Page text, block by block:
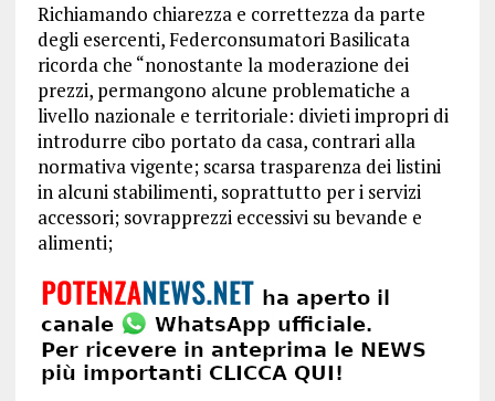
Richiamando chiarezza e correttezza da parte
degli esercenti, Federconsumatori Basilicata
ricorda che “nonostante la moderazione dei
prezzi, permangono alcune problematiche a
livello nazionale e territoriale: divieti impropri di
introdurre cibo portato da casa, contrari alla
normativa vigente; scarsa trasparenza dei listini
in alcuni stabilimenti, soprattutto per i servizi
accessori; sovrapprezzi eccessivi su bevande e
alimenti;